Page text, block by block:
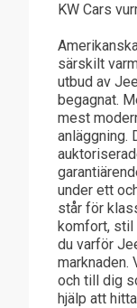
KW Cars
särskilt
utbud av
begagnat.
mest
anläggning.
under ett
står för
komfort, stil
du varför
marknaden.
och till dig
hjälp att